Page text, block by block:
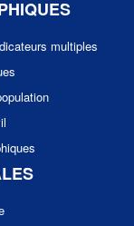
multiples